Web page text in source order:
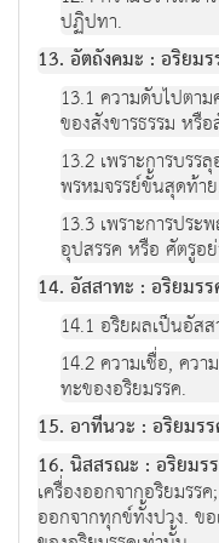
ปฏิปทา.
13. อัตถังคมะ : อริยม
13.1 ความดับไปตาม
ของสังขารธรรม หรื
13.2 เพราะการบร
พรหมจรรย์ขั้นสุดท้า
13.3 เพราะการประ
อุปสรรค หรือ ศัตรูอ
14. อัสสาทะ : อริยมร
14.1 อริยผลเป็นอัส
14.2 ความเชื่อ, ควา
ทะของอริยมรรค.
15. อาทีนวะ : อริยมร
16. นิสสรณะ : อริยมร
เครื่องออกจากอริยมรร
ออกจากทุกข์ทั้งปวง. ข